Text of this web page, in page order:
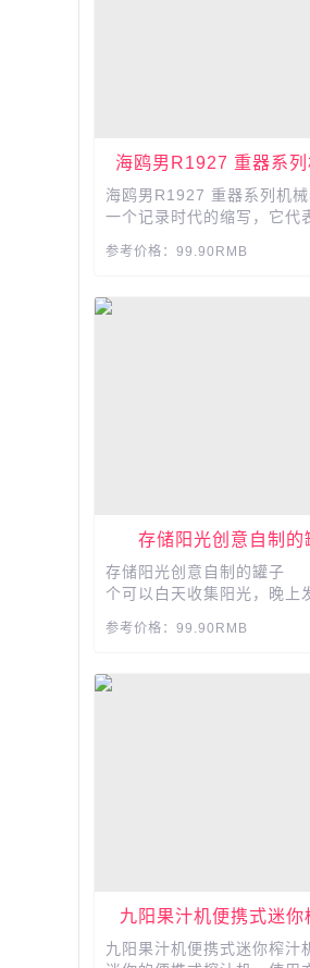
海鸥男R1927 重器系列
海鸥男R1927 重器系列
一个记录时代的缩写，它代
望，红星秒针，攻城略地
海鸥系列:R1927 风
参考价格：99.90RMB
存储阳光创意自制的
存储阳光创意自制的罐子
个可以白天收集阳光，晚上
支持定制照片 手绘定制名
为七彩阳光罐，这是自动变
参考价格：99.90RMB
九阳果汁机便携式迷你
九阳果汁机便携式迷你榨